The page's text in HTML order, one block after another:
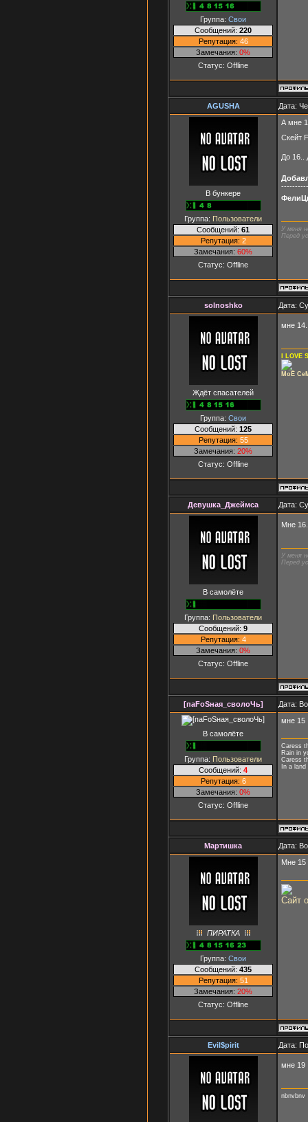
Группа: Свои
Сообщений: 220
Репутация: 46
Замечания: 0%
Статус: Offline
AGUSHA Дата:
В бункере
Группа: Пользователи
Сообщений: 61
Репутация: 2
Замечания: 60%
Статус: Offline
А мне
Скейт
До 16..
У меня
Перед
solnoshko Дата:
Ждёт спасателей
Группа: Свои
Сообщений: 125
Репутация: 55
Замечания: 20%
Статус: Offline
мне
I LOVE
МоЁ
Девушка_Джеймса Дата:
В самолёте
Группа: Пользователи
Сообщений: 9
Репутация: 4
Замечания: 0%
Статус: Offline
Мне
У меня
Перед
[паFоSная_сволоЧь] Дата:
В самолёте
Группа: Пользователи
Сообщений: 4
Репутация: 6
Замечания: 0%
Статус: Offline
мне 15
Caress
Rain in
Caress
In a
Мартишка Дата:
ПИРАТКА
Группа: Свои
Сообщений: 435
Репутация: 51
Замечания: 20%
Статус: Offline
Мне 15
Сайт
Evil$pirit Дата:
мне 19
nbnvbnv